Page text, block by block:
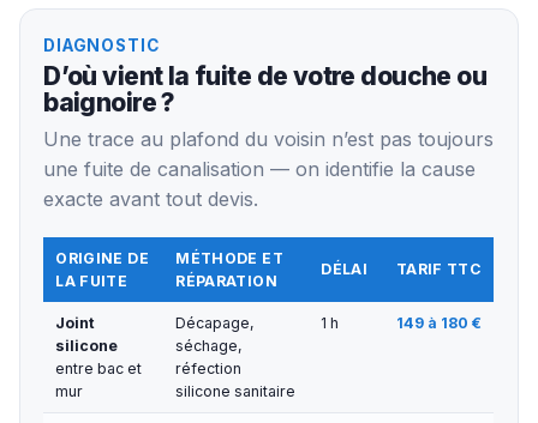
DIAGNOSTIC
D’où vient la fuite de votre douche ou
baignoire ?
Une trace au plafond du voisin n’est pas toujours
une fuite de canalisation — on identifie la cause
exacte avant tout devis.
ORIGINE DE
LA FUITE
MÉTHODE ET
RÉPARATION
DÉLAI TARIF TTC
Joint
silicone
entre bac et
mur
Décapage,
séchage,
réfection
silicone sanitaire
1 h 149 à 180 €